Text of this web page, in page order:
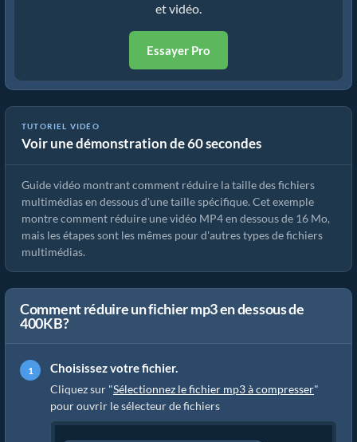
et vidéo.
Essayer Pro
TUTORIEL VIDÉO
Voir une démonstration de 60 secondes
Comment réduire un MP4 à 16 Mo (Guide simple)
Guide vidéo montrant comment réduire la taille des fichiers
multimédias en dessous d'une taille spécifique. Cet exemple
montre comment réduire une vidéo MP4 en dessous de 16 Mo,
mais les étapes sont les mêmes pour d'autres types de fichiers
multimédias.
Comment réduire un fichier mp3 en dessous de
400KB?
Choisissez votre fichier.
Cliquez sur "Sélectionnez le fichier mp3 à compresser"
pour ouvrir le sélecteur de fichiers